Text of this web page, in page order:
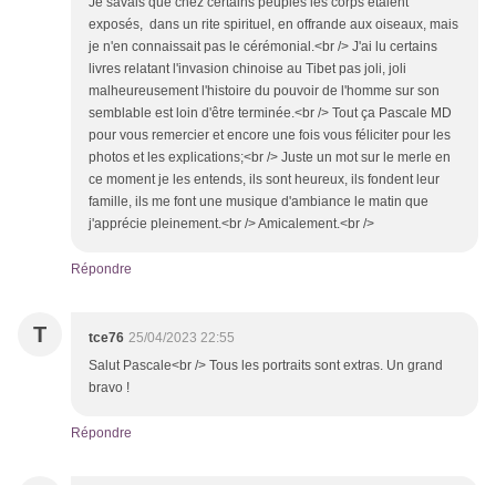
exposés, dans un rite spirituel, en offrande aux oiseaux, mais
je n'en connaissait pas le cérémonial.<br /> J'ai lu certains
livres relatant l'invasion chinoise au Tibet pas joli, joli
malheureusement l'histoire du pouvoir de l'homme sur son
semblable est loin d'être terminée.<br /> Tout ça Pascale MD
pour vous remercier et encore une fois vous féliciter pour les
photos et les explications;<br /> Juste un mot sur le merle en
ce moment je les entends, ils sont heureux, ils fondent leur
famille, ils me font une musique d'ambiance le matin que
j'apprécie pleinement.<br /> Amicalement.<br />
Répondre
T tce76 25/04/2023 22:55
Salut Pascale<br /> Tous les portraits sont extras. Un grand
bravo !
Répondre